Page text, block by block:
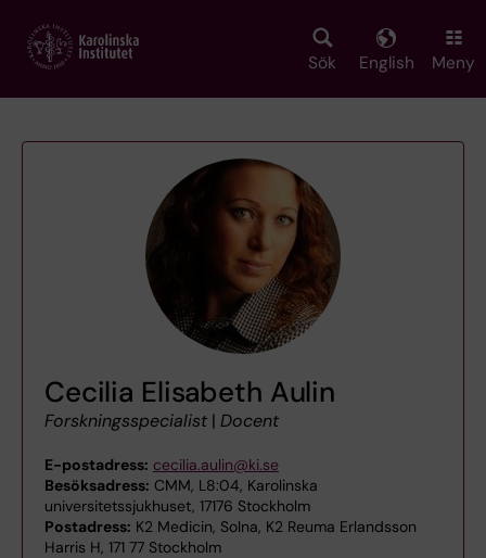
main
Sök English Meny
Cecilia Elisabeth Aulin
Forskningsspecialist | Docent
E-postadress: cecilia.aulin@ki.se
Besöksadress: CMM, L8:04, Karolinska
universitetssjukhuset, 17176 Stockholm
Postadress: K2 Medicin, Solna, K2 Reuma Erlandsson
Harris H, 171 77 Stockholm